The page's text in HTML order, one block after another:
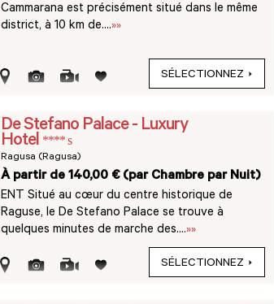
Cammarana est précisément situé dans le même
district, à 10 km de....»»
SÉLECTIONNEZ
De Stefano Palace - Luxury
Hotel **** s
Ragusa (Ragusa)
À partir de 140,00 € (par Chambre par Nuit)
ENT Situé au cœur du centre historique de
Raguse, le De Stefano Palace se trouve à
quelques minutes de marche des....»»
SÉLECTIONNEZ